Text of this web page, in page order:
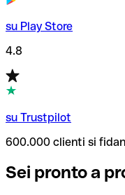
su Play Store
4.8
su Trustpilot
600.000 clienti si
Sei pronto a